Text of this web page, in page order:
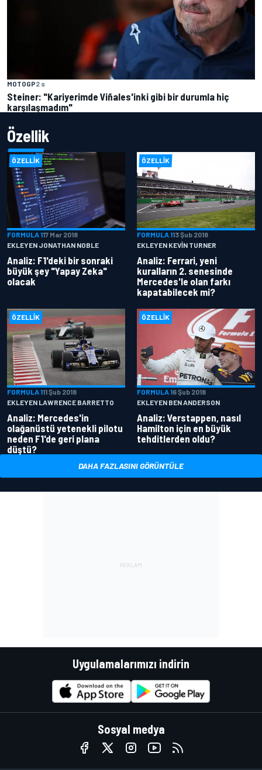
MOTOGP2 s
Steiner: "Kariyerimde Viñales'inki gibi bir durumla hiç
karşılaşmadım"
Özellik
ÖZELLIK
FORMULA 117 Mar 2018
EKLEYEN JONATHAN NOBLE
Analiz: F1'deki bir sonraki
büyük şey "Yapay Zeka"
olacak
ÖZELLIK
FORMULA 113 Şub 2018
EKLEYEN KEVIN TURNER
Analiz: Ferrari, yeni
kuralların 2. senesinde
Mercedes'le olan farkı
kapatabilecek mi?
ÖZELLIK
FORMULA 111 Şub 2018
EKLEYEN LAWRENCE BARRETTO
Analiz: Mercedes'in
olağanüstü yetenekli pilotu
neden F1'de geri plana
düştü?
ÖZELLIK
FORMULA 16 Şub 2018
EKLEYEN BEN ANDERSON
Analiz: Verstappen, nasıl
Hamilton için en büyük
tehditlerden oldu?
DAHA FAZLASINI GÖRÜNTÜLE
Uygulamalarımızı indirin
Sosyal medya